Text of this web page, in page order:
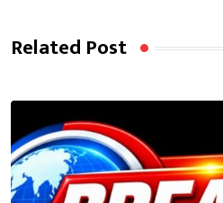
Related Post